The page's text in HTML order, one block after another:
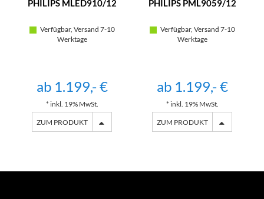
PHILIPS MLED910/12
Verfügbar, Versand 7-10
Werktage
ab 1.199,- €
* inkl. 19% MwSt.
ZUM PRODUKT
PHILIPS PML9059/12
Verfügbar, Versand 7-10
Werktage
ab 1.199,- €
* inkl. 19% MwSt.
ZUM PRODUKT